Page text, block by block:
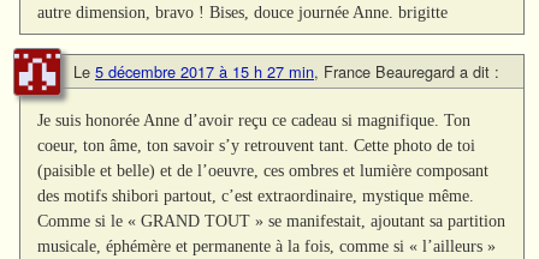
autre dimension, bravo ! Bises, douce journée Anne. brigitte
Le 5 décembre 2017 à 15 h 27 min, France Beauregard a dit :
Je suis honorée Anne d’avoir reçu ce cadeau si magnifique. Ton
coeur, ton âme, ton savoir s’y retrouvent tant. Cette photo de toi
(paisible et belle) et de l’oeuvre, ces ombres et lumière composant
des motifs shibori partout, c’est extraordinaire, mystique même.
Comme si le « GRAND TOUT » se manifestait, ajoutant sa partition
musicale, éphémère et permanente à la fois, comme si « l’ailleurs »